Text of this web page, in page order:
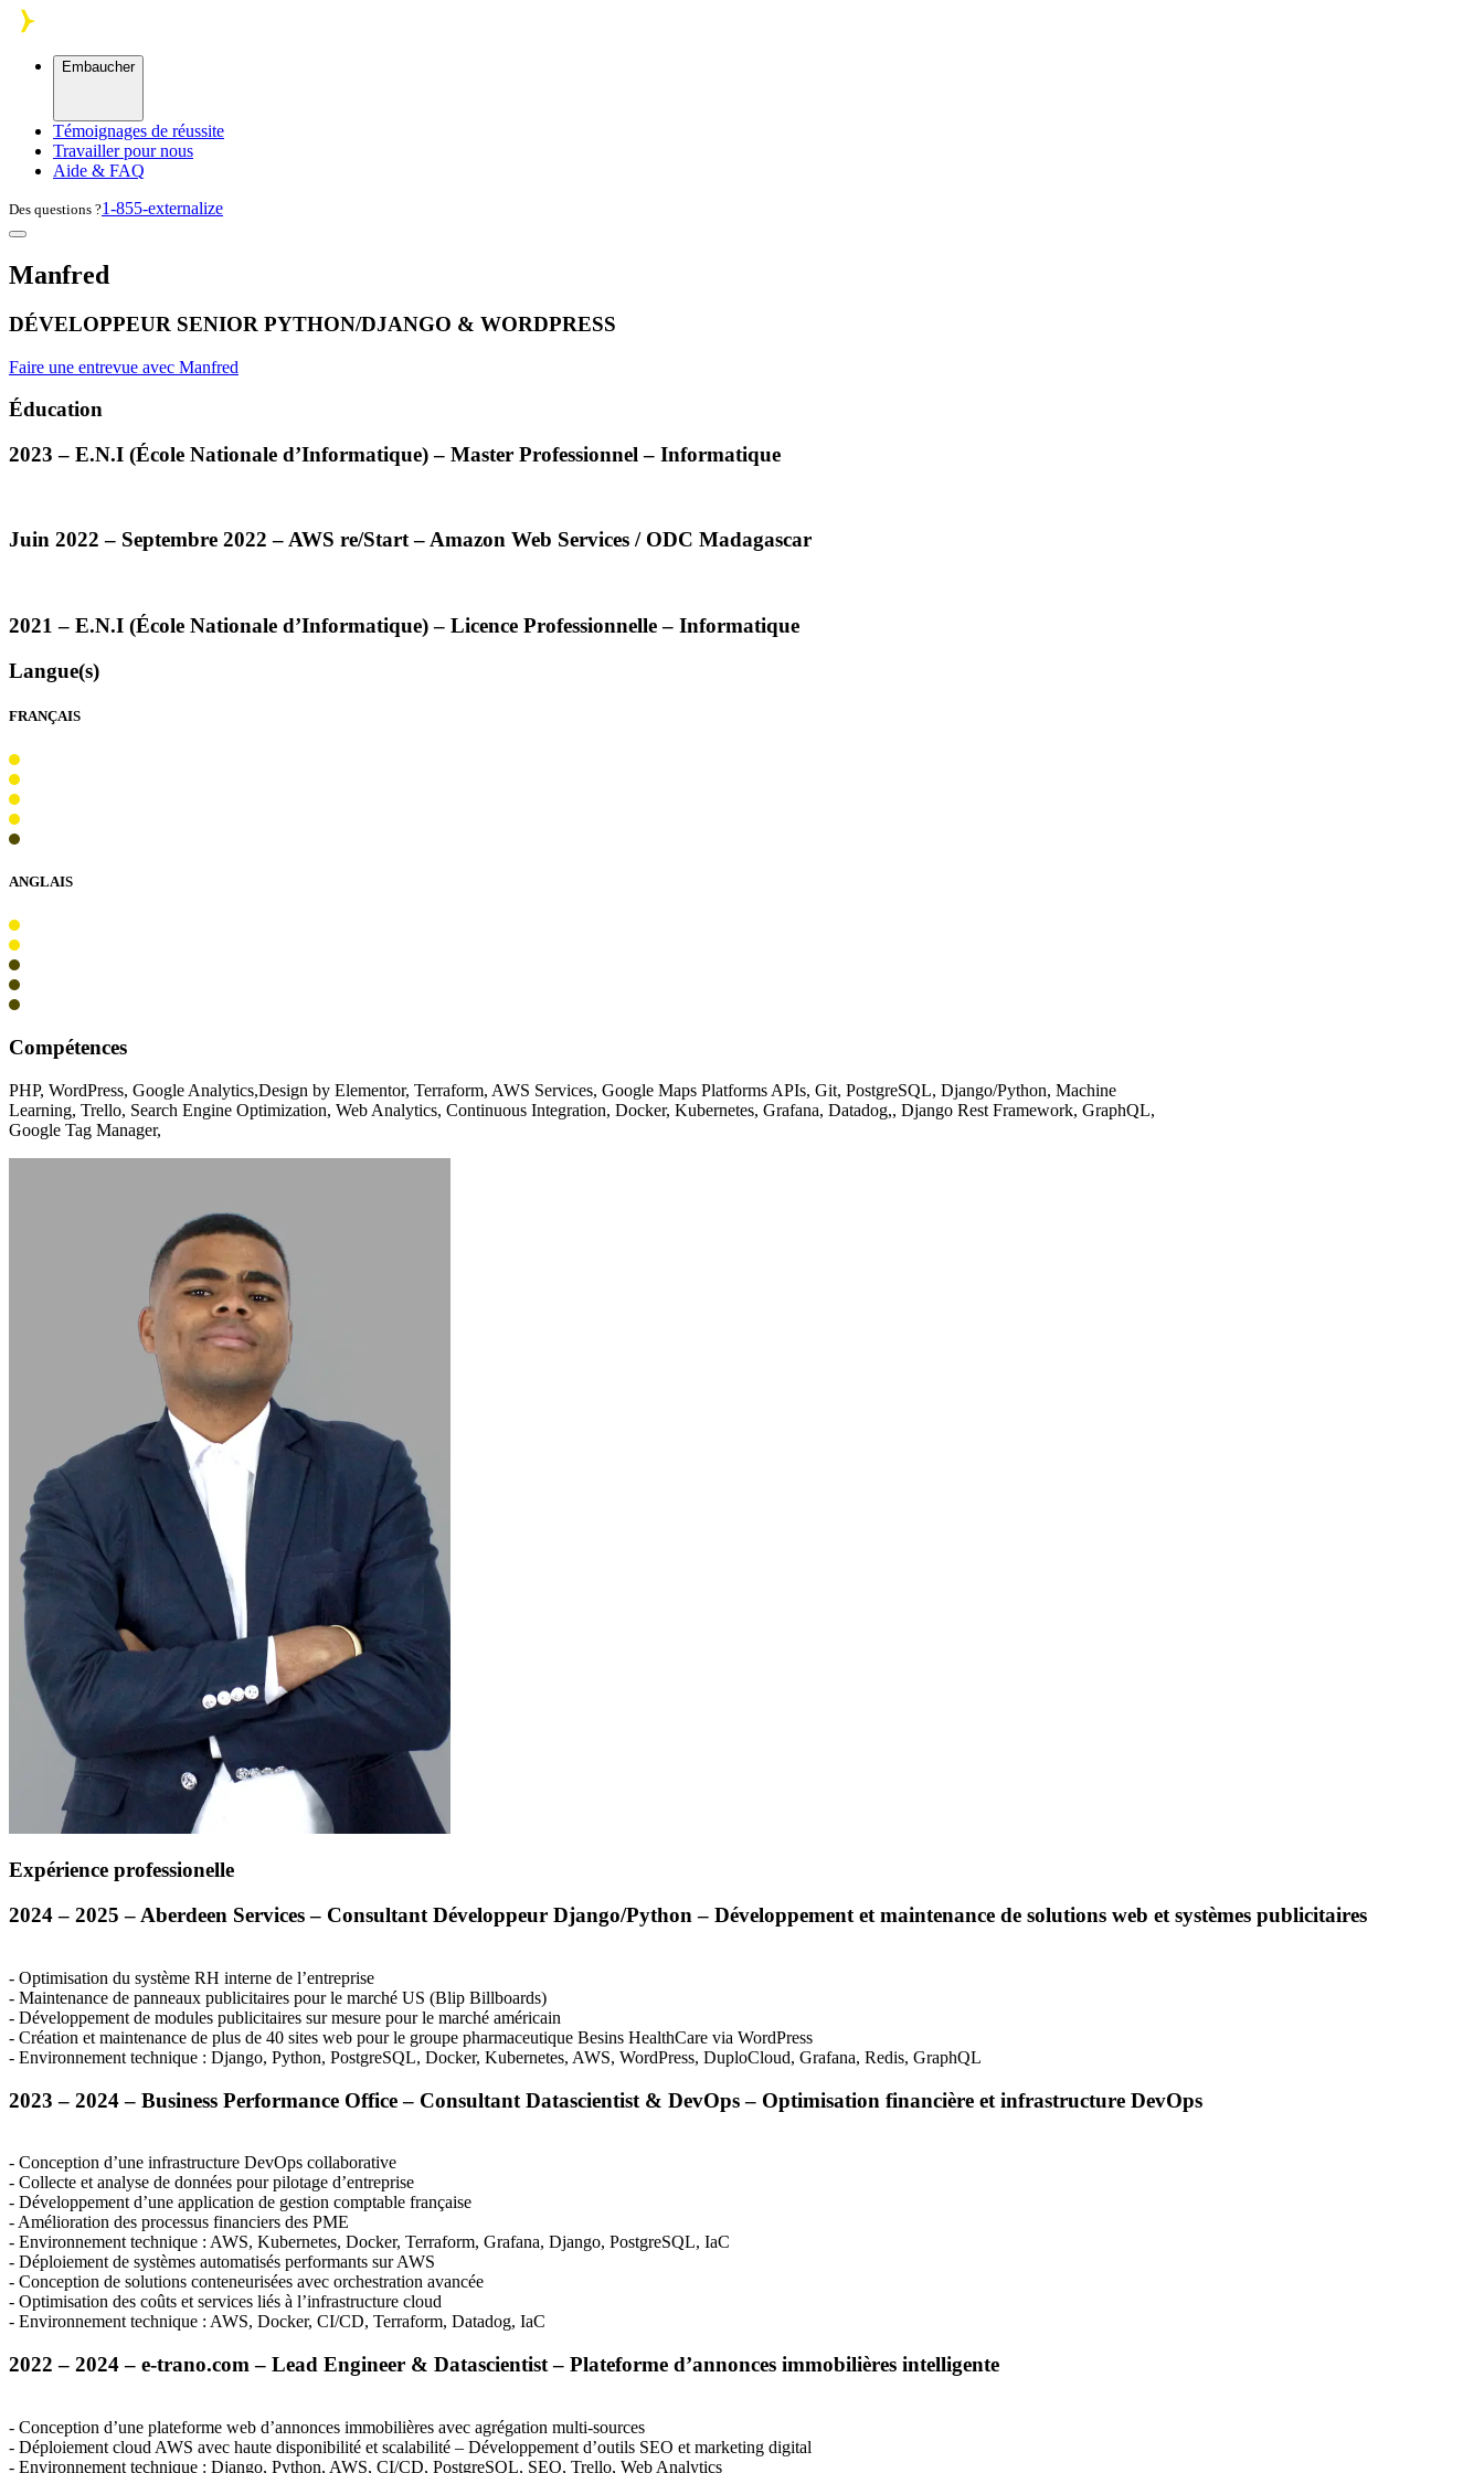
Skip to main content
Embaucher
Témoignages de réussite
Travailler pour nous
Aide & FAQ
Des questions ?1-855-externalize
Manfred
DÉVELOPPEUR SENIOR PYTHON/DJANGO & WORDPRESS
Faire une entrevue avec Manfred
Éducation
2023 – E.N.I (École Nationale d’Informatique) – Master Professionnel – Informatique
Juin 2022 – Septembre 2022 –AWS re/Start – Amazon Web Services / ODC Madagascar
2021 – E.N.I (École Nationale d’Informatique) – Licence Professionnelle – Informatique
Langue(s)
FRANÇAIS
ANGLAIS
Compétences
PHP, WordPress, Google Analytics,Design by Elementor, Terraform, AWS Services, Google Maps Platforms APIs, Git, PostgreSQL, Django/Python, Machine
Learning, Trello, Search Engine Optimization, Web Analytics, Continuous Integration, Docker, Kubernetes, Grafana, Datadog,, Django Rest Framework, GraphQL,
Google Tag Manager,
Expérience professionelle
2024 – 2025 – Aberdeen Services – Consultant Développeur Django/Python – Développement et maintenance de solutions web et systèmes publicitaires
- Optimisation du système RH interne de l’entreprise
- Maintenance de panneaux publicitaires pour le marché US (Blip Billboards)
- Développement de modules publicitaires sur mesure pour le marché américain
- Création et maintenance de plus de 40 sites web pour le groupe pharmaceutique Besins HealthCare via WordPress
- Environnement technique : Django, Python, PostgreSQL, Docker, Kubernetes, AWS, WordPress, DuploCloud, Grafana, Redis, GraphQL
2023 – 2024 – Business Performance Office – Consultant Datascientist & DevOps – Optimisation financière et infrastructure DevOps
- Conception d’une infrastructure DevOps collaborative
- Collecte et analyse de données pour pilotage d’entreprise
- Développement d’une application de gestion comptable française
- Amélioration des processus financiers des PME
- Environnement technique : AWS, Kubernetes, Docker, Terraform, Grafana, Django, PostgreSQL, IaC
- Déploiement de systèmes automatisés performants surAWS
- Conception de solutions conteneurisées avec orchestration avancée
- Optimisation des coûts et services liés à l’infrastructure cloud
- Environnement technique : AWS, Docker, CI/CD, Terraform, Datadog, IaC
2022 – 2024 – e-trano.com – Lead Engineer & Datascientist – Plateforme d’annonces immobilières intelligente
- Conception d’une plateforme web d’annonces immobilières avec agrégation multi-sources
- Déploiement cloud AWS avec haute disponibilité et scalabilité – Développement d’outils SEO et marketing digital
- Environnement technique : Django, Python, AWS, CI/CD, PostgreSQL, SEO, Trello, Web Analytics